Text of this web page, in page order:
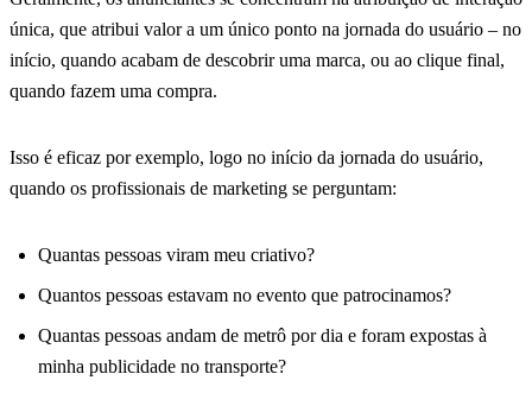
única, que atribui valor a um único ponto na jornada do usuário – no
início, quando acabam de descobrir uma marca, ou ao clique final,
quando fazem uma compra.
Isso é eficaz por exemplo, logo no início da jornada do usuário,
quando os profissionais de marketing se perguntam:
Quantas pessoas viram meu criativo?
Quantos pessoas estavam no evento que patrocinamos?
Quantas pessoas andam de metrô por dia e foram expostas à
minha publicidade no transporte?